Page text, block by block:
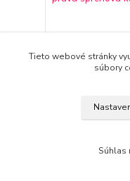
Sprchový kút -
601,84 €
Tieto webové stránky
súbory